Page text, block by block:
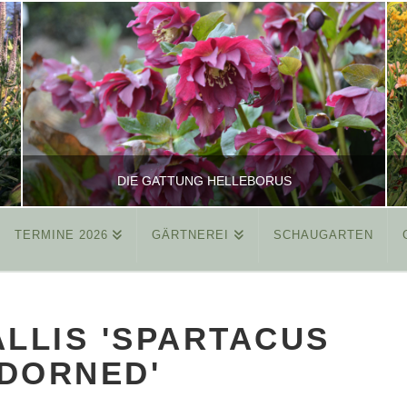
DIE GATTUNG HELLEBORUS
REINHARD
MÄRZ 26, 2015
TERMINE 2026 GÄRTNEREI SCHAUGARTEN
'SPARTACUS